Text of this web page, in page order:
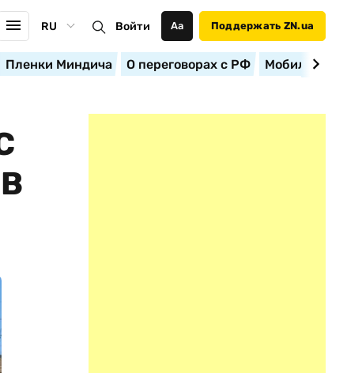
RU Войти Аа Поддержать ZN.ua
Пленки Миндича О переговорах с РФ